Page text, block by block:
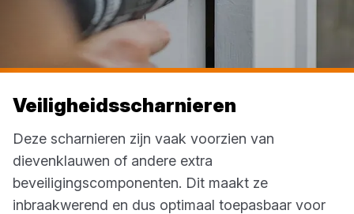
Veiligheidsscharnieren
Deze scharnieren zijn vaak voorzien van
dievenklauwen of andere extra
beveiligingscomponenten. Dit maakt ze
inbraakwerend en dus optimaal toepasbaar voor